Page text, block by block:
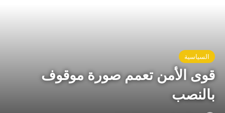
السياسية
قوى الأمن تعمم صورة موقوف
بالنصب